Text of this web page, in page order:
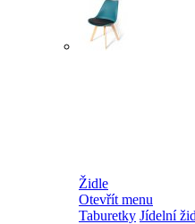
Židle
Otevřít menu
Taburetky Jídelní